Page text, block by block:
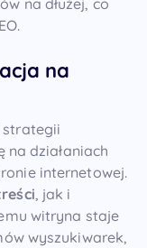
na dłużej, co
na
strategii
działaniach
internetowej.
, jak i
witryna staje
wyszukiwarek,